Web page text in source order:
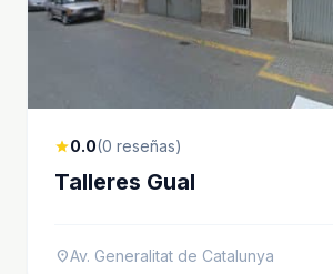
star0.0(0 reseñas)
Talleres Gual
location_onAv. Generalitat de Catalunya